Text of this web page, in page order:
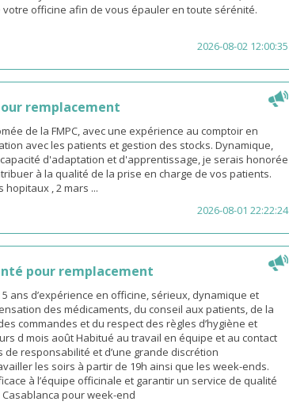
officine afin de vous épauler en toute sérénité.
2026-08-02 12:00:35
remplacement
de la FMPC, avec une expérience au comptoir en
avec les patients et gestion des stocks. Dynamique,
d'adaptation et d'apprentissage, je serais honorée
à la qualité de la prise en charge de vos patients.
, 2 mars ...
2026-08-01 22:22:24
pour remplacement
ans d’expérience en officine, sérieux, dynamique et
des médicaments, du conseil aux patients, de la
commandes et du respect des règles d’hygiène et
d mois août Habitué au travail en équipe et au contact
de responsabilité et d’une grande discrétion
les soirs à partir de 19h ainsi que les week-ends.
à l’équipe officinale et garantir un service de qualité
pour week-end